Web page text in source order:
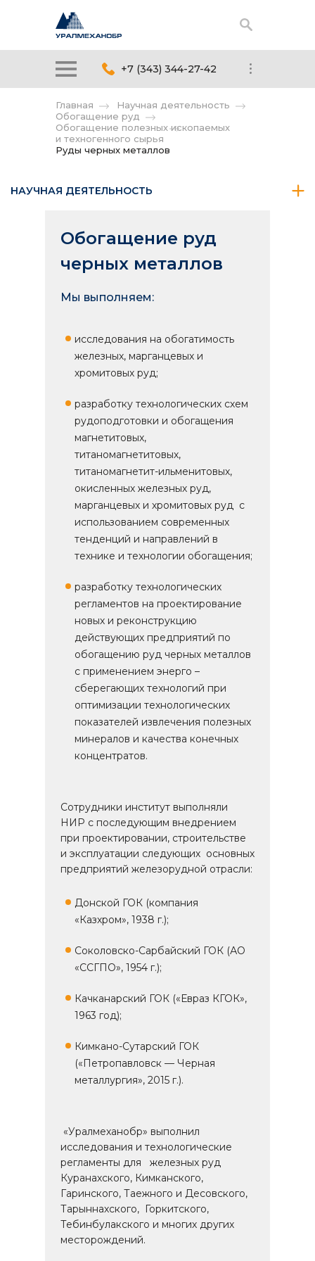
+7 (343) 344-27-42
Главная
Научная деятельность
Обогащение руд
Обогащение полезных ископаемых
и техногенного сырья
Руды черных металлов
НАУЧНАЯ ДЕЯТЕЛЬНОСТЬ
Обогащение руд
черных металлов
Мы выполняем:
исследования на обогатимость
железных, марганцевых и
хромитовых руд;
разработку технологических схем
рудоподготовки и обогащения
магнетитовых,
титаномагнетитовых,
титаномагнетит-ильменитовых,
окисленных железных руд,
марганцевых и хромитовых руд с
использованием современных
тенденций и направлений в
технике и технологии обогащения;
разработку технологических
регламентов на проектирование
новых и реконструкцию
действующих предприятий по
обогащению руд черных металлов
с применением энерго –
сберегающих технологий при
оптимизации технологических
показателей извлечения полезных
минералов и качества конечных
концентратов.
Сотрудники институт выполняли
НИР с последующим внедрением
при проектировании, строительстве
и эксплуатации следующих основных
предприятий железорудной отрасли:
Донской ГОК (компания
«Казхром», 1938 г.);
Соколовско-Сарбайский ГОК (АО
«ССГПО», 1954 г.);
Качканарский ГОК («Евраз КГОК»,
1963 год);
Кимкано-Сутарский ГОК
(«Петропавловск — Черная
металлургия», 2015 г.).
«Уралмеханобр» выполнил
исследования и технологические
регламенты для железных руд
Куранахского, Кимканского,
Гаринского, Таежного и Десовского,
Тарыннахского, Горкитского,
Тебинбулакского и многих других
месторождений.